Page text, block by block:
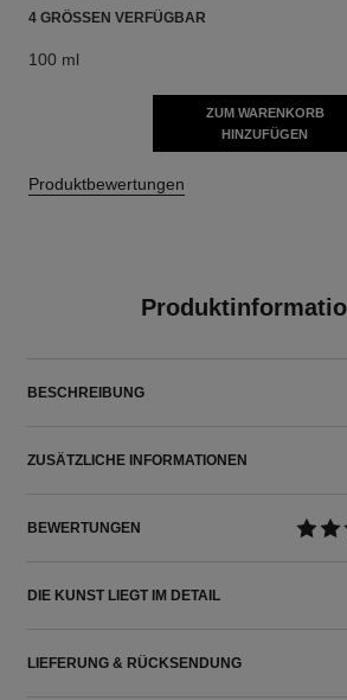
4 GRÖSSEN VERFÜGBAR
100 ml
ZUM WARENKORB
HINZUFÜGEN
Produktbewertungen
BESCHREIBUNG
ZUSÄTZLICHE INFORMATIONEN
BEWERTUNGEN
DIE KUNST LIEGT IM DETAIL
LIEFERUNG & RÜCKSENDUNG